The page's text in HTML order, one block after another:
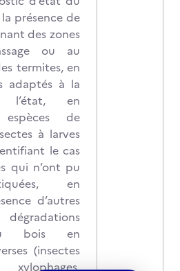
présence de
des zones
ou au
termites, en
adaptés à la
l’état, en
de
à larves
le cas
qui n’ont pu
en
d’autres
bois en
(insectes